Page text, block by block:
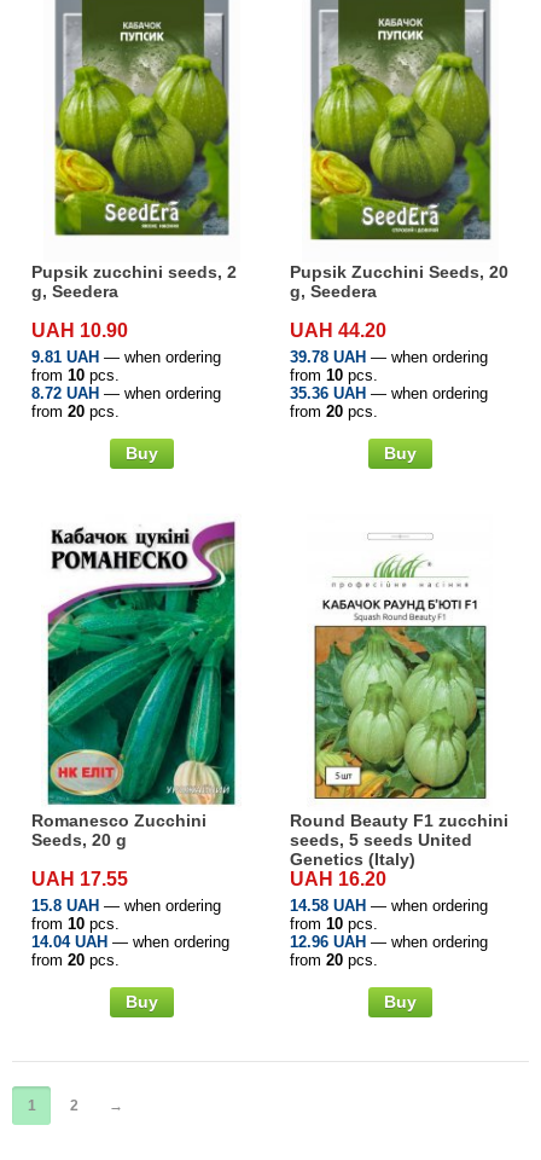
Pupsik zucchini seeds, 2
g, Seedera
UAH 10.90
9.81 UAH — when ordering
from 10 pcs.
8.72 UAH — when ordering
from 20 pcs.
Buy
Pupsik Zucchini Seeds, 20
g, Seedera
UAH 44.20
39.78 UAH — when ordering
from 10 pcs.
35.36 UAH — when ordering
from 20 pcs.
Buy
Romanesco Zucchini
Seeds, 20 g
UAH 17.55
15.8 UAH — when ordering
from 10 pcs.
14.04 UAH — when ordering
from 20 pcs.
Buy
Round Beauty F1 zucchini
seeds, 5 seeds United
Genetics (Italy)
UAH 16.20
14.58 UAH — when ordering
from 10 pcs.
12.96 UAH — when ordering
from 20 pcs.
Buy
1 2 →